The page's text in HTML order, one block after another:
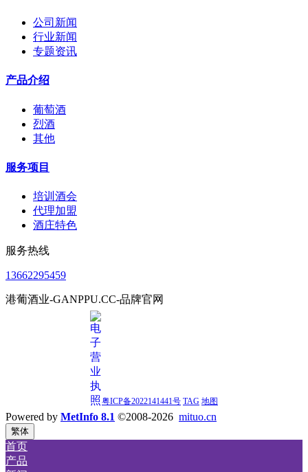
公司新闻
行业新闻
专题资讯
产品介绍
葡萄酒
烈酒
其他
服务项目
培训酒会
代理加盟
酒庄特色
服务热线
13662295459
港葡酒业-GANPPU.CC-品牌官网
粤ICP备2022141441号 TAG 地图
Powered by MetInfo 8.1 ©2008-2026 mituo.cn
繁体
首页
产品